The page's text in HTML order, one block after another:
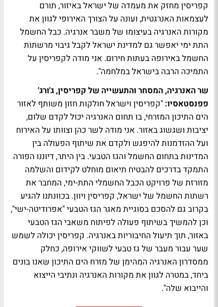
קפריסין מחזק את מעמדה של ישראל באיזור, תורם
לעצמאות האנרגטית, ועונה על הצורך האירופי לגוון את
מקורות האנרגיה בעיצומו של משבר אנרגיה. כבל החשמל
התת ימי יאפשר גם למדינת ישראל לקבל גיבוי מרשתות
החשמל באירופה בעתות חירום. אני מודה לקפריסין על
התמיכה הרבה בישראל במלחמה".
שר האנרגיה, המסחר והתעשייה של קפריסין, ג'ורג'
פפנסטאסיו: "קפריסין וישראל חולקות חזון משותף לאזור
הים התיכון המזרחי, בו תחום האנרגיה יכול לקדם שלום,
יציבות ושגשוג באזור. אני מודה לשר כהן וצוותו על האירוח
ועל ההזדמנות להיפגש ולקדם את שיתוף הפעולה בין
המדינות בתחום החשמל והגז הטבעי. בין היתר, דיוננו הפורה
התמקד בדרכים להבטיח תיאום מוחלט לקידום והשלמה
מזורזת של פרויקט הכבל החשמלי התת-ימי, המחבר את
רשתות החשמל של ישראל, קפריסין ויוון. בכוונתנו להגיע
בקרוב גם להסכם בסוגיית מאגר הגז הטבעי "אפרודיטה-ישי",
וכן להמשיך בשיתוף פעולה לפיתוח משאבי הגז הטבעי
באזור, תוך תיעול החיבוריות באנרגיה. קפריסין יכולה לשמש
שער עבור מעבר של גז טבעי לשווקי אירופה, כחלק
ממסדרון האנרגיה המהימן של מזרח הים התיכון שאנו בונים
ביחד, במטרה לגוון את מקורות האנרגיה ונתיבי הייצוא
והייבוא שלה".